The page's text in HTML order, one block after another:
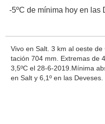
-5ºC de mínima hoy en las
Vivo en Salt. 3 km al oeste
tación 704 mm. Extremas de
3,5ºC el 28-6-2019.Mínima
en Salt y 6,1º en las Deveses.